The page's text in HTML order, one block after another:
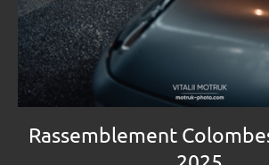
Rassemblement